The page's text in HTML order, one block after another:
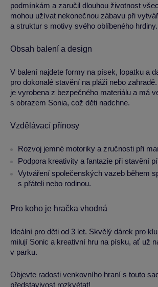
podmínkám a zaručil dlouhou životnost
mohou užívat nekonečnou zábavu při
a struktur s motivy svého oblíbeného hrdiny.
Obsah balení a design
V balení najdete formy na písek, lopatku a
pro dokonalé stavění na pláži nebo
je vyrobena z bezpečného materiálu a má
s obrazem Sonia, což děti nadchne.
Vzdělávací přínosy
Rozvoj jemné motoriky a zručnosti při
Podpora kreativity a fantazie při stavění
Vytváření společenských vazeb během
s přáteli nebo rodinou.
Pro koho je hračka vhodná
Ideální pro děti od 3 let. Skvělý dárek pro
milují Sonic a kreativní hru na písku, ať už
v parku.
Objevte radosti venkovního hraní s touto
představivost rozkvétat!